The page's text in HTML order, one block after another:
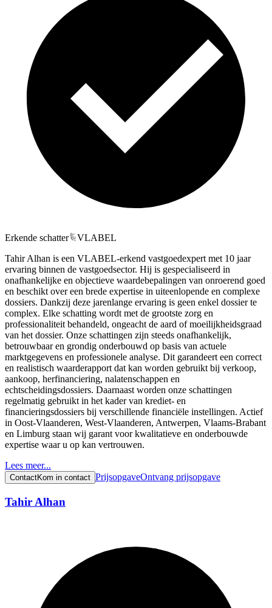
Erkende schatter
VLABEL
Tahir Alhan is een VLABEL-erkend vastgoedexpert met 10 jaar
ervaring binnen de vastgoedsector. Hij is gespecialiseerd in
onafhankelijke en objectieve waardebepalingen van onroerend goed
en beschikt over een brede expertise in uiteenlopende en complexe
dossiers. Dankzij deze jarenlange ervaring is geen enkel dossier te
complex. Elke schatting wordt met de grootste zorg en
professionaliteit behandeld, ongeacht de aard of moeilijkheidsgraad
van het dossier. Onze schattingen zijn steeds onafhankelijk,
betrouwbaar en grondig onderbouwd op basis van actuele
marktgegevens en professionele analyse. Dit garandeert een correct
en realistisch waarderapport dat kan worden gebruikt bij verkoop,
aankoop, herfinanciering, nalatenschappen en
echtscheidingsdossiers. Daarnaast worden onze schattingen
regelmatig gebruikt in het kader van krediet- en
financieringsdossiers bij verschillende financiële instellingen. Actief
in Oost-Vlaanderen, West-Vlaanderen, Antwerpen, Vlaams-Brabant
en Limburg staan wij garant voor kwalitatieve en onderbouwde
expertise waar u op kan vertrouwen.
Lees meer...
ContactKom in contact PrijsopgaveOntvang prijsopgave
Tahir Alhan